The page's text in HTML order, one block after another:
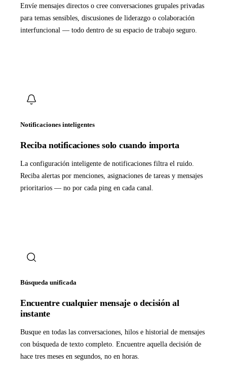
Envíe mensajes directos o cree conversaciones grupales privadas
para temas sensibles, discusiones de liderazgo o colaboración
interfuncional — todo dentro de su espacio de trabajo seguro.
Notificaciones inteligentes
Reciba notificaciones solo cuando importa
La configuración inteligente de notificaciones filtra el ruido.
Reciba alertas por menciones, asignaciones de tareas y mensajes
prioritarios — no por cada ping en cada canal.
Búsqueda unificada
Encuentre cualquier mensaje o decisión al
instante
Busque en todas las conversaciones, hilos e historial de mensajes
con búsqueda de texto completo. Encuentre aquella decisión de
hace tres meses en segundos, no en horas.